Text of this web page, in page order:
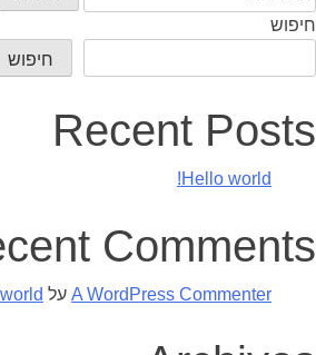
חיפוש
חיפוש
Recent Posts
Hello world!
Comments
A WordPress Commenter על